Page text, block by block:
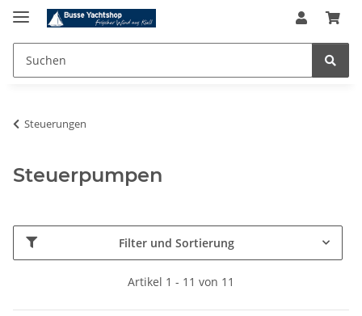
Steuerungen
Steuerpumpen
Filter und Sortierung
Artikel 1 - 11 von 11